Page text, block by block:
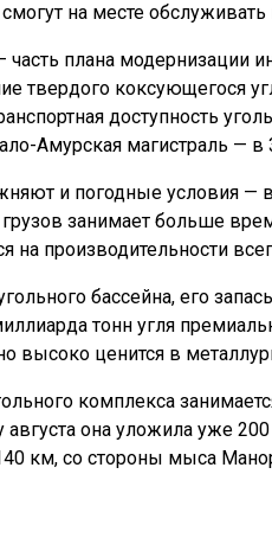
на месте обслуживать
часть плана модернизации
твердого коксующегося
доступность
Амурская магистраль — в
и погодные условия
занимает больше
на производительности
бассейна, его
тонн угля
высоко ценится в
комплекса
она уложила уже
км, со стороны мыса